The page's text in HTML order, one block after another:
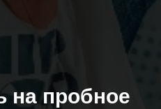
на пробное